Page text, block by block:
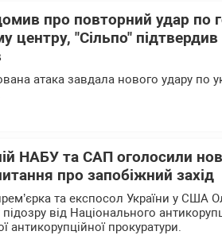
про повторний удар по
центру, "Сільпо" підтвердив
атака завдала нового удару по
НАБУ та САП оголосили
про запобіжний захід
та експосол України у США
від Національного
антикорупційної прокуратури.